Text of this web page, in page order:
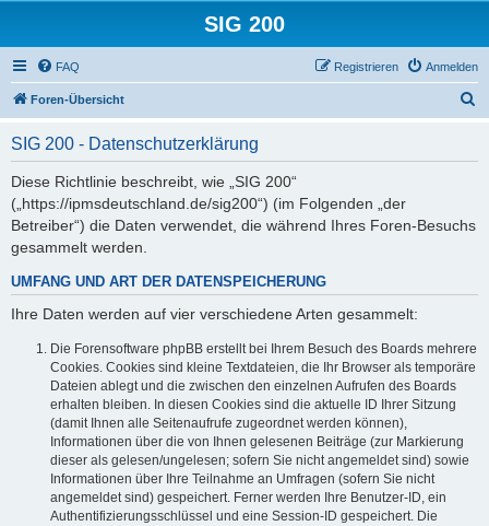
SIG 200
FAQ Anmelden
Registrieren
Foren-Übersicht
SIG 200 - Datenschutzerklärung
Diese Richtlinie beschreibt, wie „SIG 200“
(„https://ipmsdeutschland.de/sig200“) (im Folgenden „der
Betreiber“) die Daten verwendet, die während Ihres Foren-Besuchs
gesammelt werden.
UMFANG UND ART DER DATENSPEICHERUNG
Ihre Daten werden auf vier verschiedene Arten gesammelt:
Die Forensoftware phpBB erstellt bei Ihrem Besuch des Boards mehrere
Cookies. Cookies sind kleine Textdateien, die Ihr Browser als temporäre
Dateien ablegt und die zwischen den einzelnen Aufrufen des Boards
erhalten bleiben. In diesen Cookies sind die aktuelle ID Ihrer Sitzung
(damit Ihnen alle Seitenaufrufe zugeordnet werden können),
Informationen über die von Ihnen gelesenen Beiträge (zur Markierung
dieser als gelesen/ungelesen; sofern Sie nicht angemeldet sind) sowie
Informationen über Ihre Teilnahme an Umfragen (sofern Sie nicht
angemeldet sind) gespeichert. Ferner werden Ihre Benutzer-ID, ein
Authentifizierungsschlüssel und eine Session-ID gespeichert. Die